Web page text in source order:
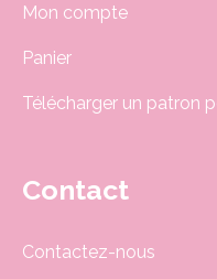
Mon compte
Panier
Télécharger un patron
Contact
Contactez-nous